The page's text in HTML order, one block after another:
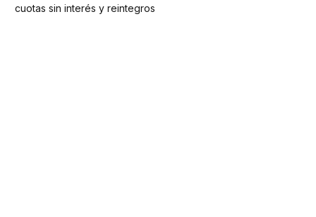
cuotas sin interés y reintegros